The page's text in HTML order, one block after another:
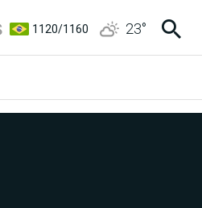
3,6/3,9
23°